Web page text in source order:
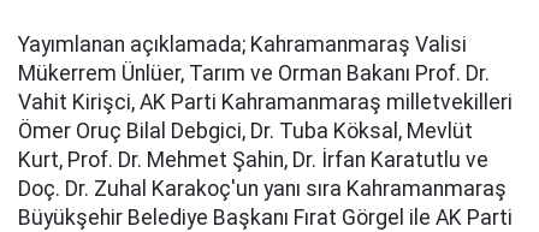
Yayımlanan açıklamada; Kahramanmaraş Valisi
Mükerrem Ünlüer, Tarım ve Orman Bakanı Prof. Dr.
Vahit Kirişci, AK Parti Kahramanmaraş milletvekilleri
Ömer Oruç Bilal Debgici, Dr. Tuba Köksal, Mevlüt
Kurt, Prof. Dr. Mehmet Şahin, Dr. İrfan Karatutlu ve
Doç. Dr. Zuhal Karakoç'un yanı sıra Kahramanmaraş
Büyükşehir Belediye Başkanı Fırat Görgel ile AK Parti